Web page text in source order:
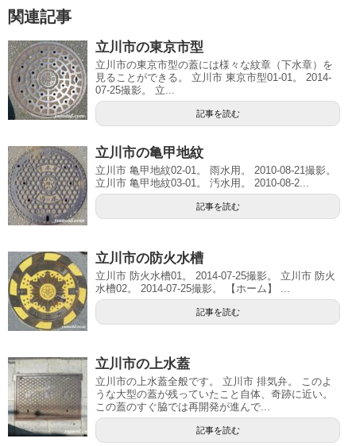
関連記事
立川市の東京市型
立川市の東京市型の蓋には様々な紋章（下水章）を
見ることができる。 立川市 東京市型01-01。 2014-
07-25撮影。 立...
記事を読む
立川市の亀甲地紋
立川市 亀甲地紋02-01。 雨水用。 2010-08-21撮影。
立川市 亀甲地紋03-01。 汚水用。 2010-08-2...
記事を読む
立川市の防火水槽
立川市 防火水槽01。 2014-07-25撮影。 立川市 防火
水槽02。 2014-07-25撮影。 【ホーム】 ...
記事を読む
立川市の上水蓋
立川市の上水蓋全般です。 立川市 排気弁。 このよ
うな大型の蓋が残っていたこと自体、奇跡に近い。
この蓋のすぐ脇では再開発が進んで...
記事を読む